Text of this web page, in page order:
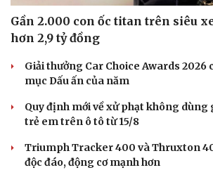
Gần 2.000 con ốc titan trên siêu
hơn 2,9 tỷ đồng
Giải thưởng Car Choice Awards 2026
mục Dấu ấn của năm
Quy định mới về xử phạt không dùng
trẻ em trên ô tô từ 15/8
Triumph Tracker 400 và Thruxton
độc đáo, động cơ mạnh hơn